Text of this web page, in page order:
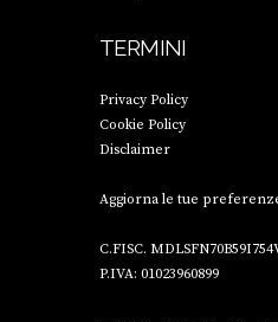
TERMINI
Privacy Policy
Cookie Policy
Disclaimer
Aggiorna le tue
C.FISC.
P.IVA: 01023960899